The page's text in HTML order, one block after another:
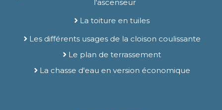
l'ascenseur
La toiture en tuiles
Les différents usages de la cloison coulissante
Le plan de terrassement
La chasse d'eau en version économique